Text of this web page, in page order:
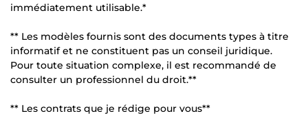
immédiatement utilisable.*
** Les modèles fournis sont des documents types à titre
informatif et ne constituent pas un conseil juridique.
Pour toute situation complexe, il est recommandé de
consulter un professionnel du droit.**
** Les contrats que je rédige pour vous**